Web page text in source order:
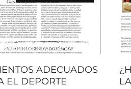
ADECUADOS
EL DEPORTE